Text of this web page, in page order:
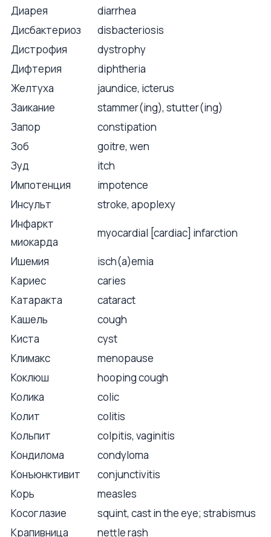
Диарея
diarrhea
Дисбактериоз
disbacteriosis
Дистрофия
dystrophy
Дифтерия
diphtheria
Желтуха
jaundice, icterus
Заикание
stammer(ing), stutter(ing)
Запор
constipation
Зоб
goitre, wen
Зуд
itch
Импотенция
impotence
Инсульт
stroke, apoplexy
Инфаркт
миокарда
myocardial [cardiac] infarction
Ишемия
isch(a)emia
Кариес
caries
Катаракта
cataract
Кашель
cough
Киста
cyst
Климакс
menopause
Коклюш
hooping cough
Колика
colic
Колит
colitis
Кольпит
colpitis, vaginitis
Кондилома
condyloma
Конъюнктивит
conjunctivitis
Корь
measles
Косоглазие
squint, cast in the eye; strabismus
Крапивница
nettle rash